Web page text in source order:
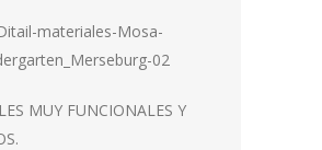
MUY FUNCIONALES Y